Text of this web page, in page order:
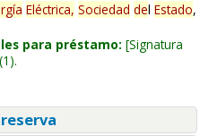
Eléctrica, Sociedad del Estado,
para préstamo: Signatura
(1).